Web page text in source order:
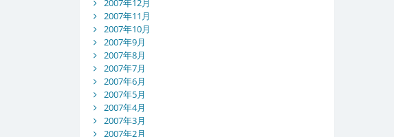
2007年11月
2007年10月
2007年9月
2007年8月
2007年7月
2007年6月
2007年5月
2007年4月
2007年3月
2007年2月